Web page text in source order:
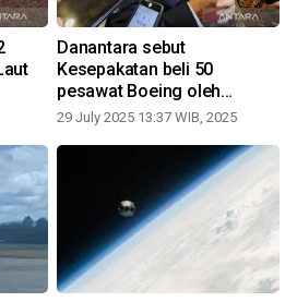
Danantara sebut
Kesepakatan beli 50
pesawat Boeing oleh
Garuda sudah ada sebelum
29 July 2025 13:37 WIB, 2025